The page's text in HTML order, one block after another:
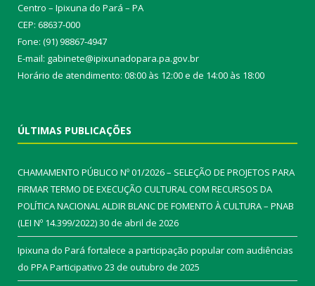
Centro – Ipixuna do Pará – PA
CEP: 68637-000
Fone: (91) 98867-4947
E-mail: gabinete@ipixunadopara.pa.gov.br
Horário de atendimento: 08:00 às 12:00 e de 14:00 às 18:00
ÚLTIMAS PUBLICAÇÕES
CHAMAMENTO PÚBLICO Nº 01/2026 – SELEÇÃO DE PROJETOS PARA
FIRMAR TERMO DE EXECUÇÃO CULTURAL COM RECURSOS DA
POLÍTICA NACIONAL ALDIR BLANC DE FOMENTO À CULTURA – PNAB
(LEI Nº 14.399/2022)30 de abril de 2026
Ipixuna do Pará fortalece a participação popular com audiências
do PPA Participativo 23 de outubro de 2025